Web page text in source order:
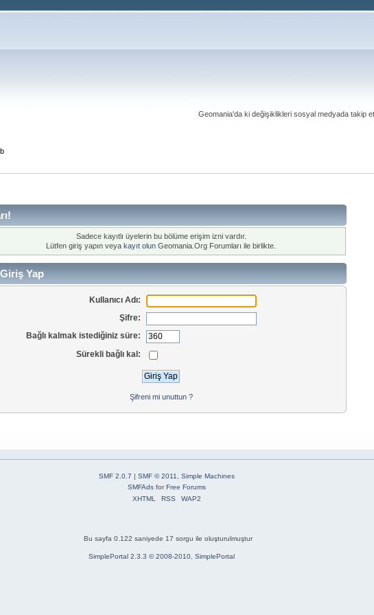
Geomania'da ki değişiklikleri sosyal medyada takip
Sadece kayıtlı üyelerin bu bölüme erişim izni vardır.
Lütfen giriş yapın veya kayıt olun Geomania.Org Forumları ile birlikte.
Giriş Yap
Kullanıcı Adı:
Şifre:
Bağlı kalmak istediğiniz süre:
Sürekli bağlı kal:
Şifreni mi unuttun ?
SMF 2.0.7 | SMF © 2011
Simple Machines
SMFAdsforFree Forums
XHTML
RSS WAP2
Bu sayfa 0.122 saniyede 17 sorgu ile oluşturulmuştur
SimplePortal 2.3.3 © 2008-2010, SimplePortal